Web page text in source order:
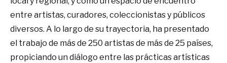
entre artistas, curadores, coleccionistas y públicos
diversos. A lo largo de su trayectoria, ha presentado
el trabajo de más de 250 artistas de más de 25 países,
propiciando un diálogo entre las prácticas artísticas